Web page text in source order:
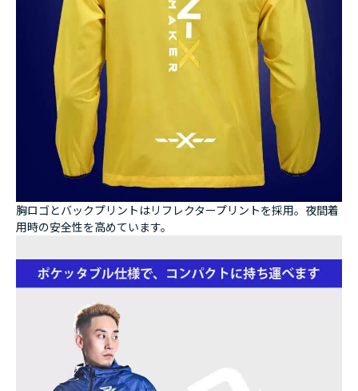
胸ロゴとバックプリントはリフレクタープリントを採用。夜間着
用時の安全性を高めています。